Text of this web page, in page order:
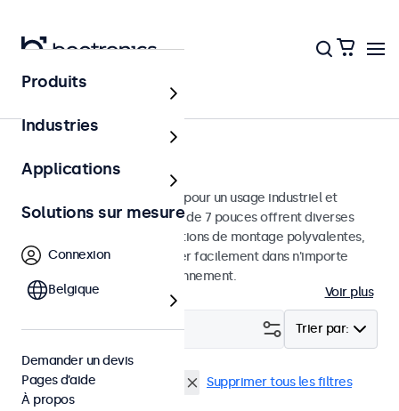
Écrans
Moniteurs 7 pouces
Moniteurs 7 pouces conçus pour un usage industriel et
commercial. Ces moniteurs de 7 pouces offrent diverses
connexions vidéo et des options de montage polyvalentes,
leur permettant de s'intégrer facilement dans n'importe
quelle application et environnement.
Voir plus
Trier par:
Filtrer (1)
Écrans 7 pouces Supprimer tous les filtres
Produits
Industries
Applications
Solutions sur mesure
Connexion
Belgique
Demander un devis
Pages d’aide
À propos